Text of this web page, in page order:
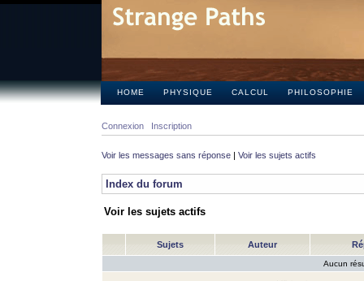
HOME PHYSIQUE CALCUL PHILOSOPHIE
Connexion Inscription
Voir les messages sans réponse | Voir les sujets actifs
Index du forum
Voir les sujets actifs
Sujets Auteur
Aucun